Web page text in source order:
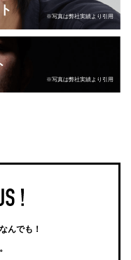
※写真は弊社実績より引用
※写真は弊社実績より引用
んでも！